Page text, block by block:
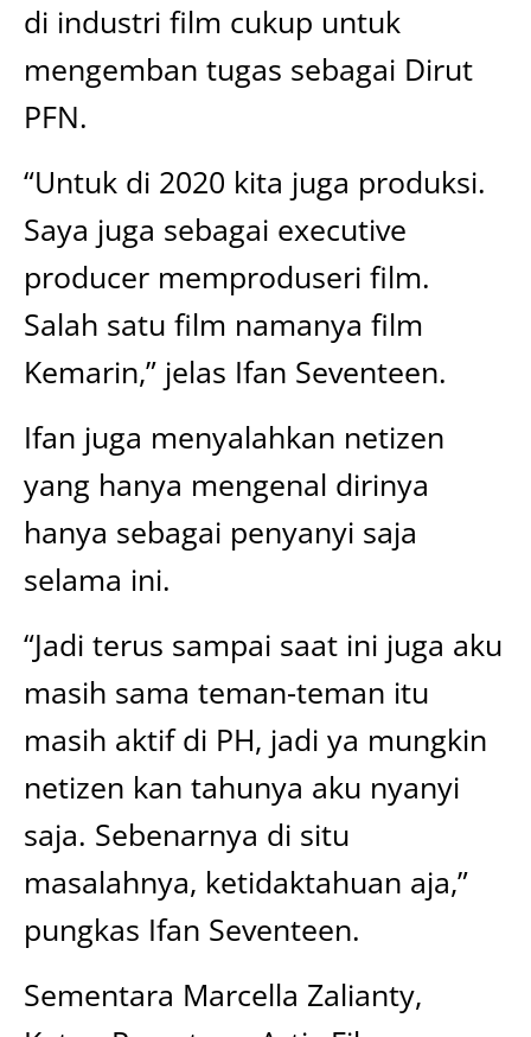
di industri film cukup untuk
mengemban tugas sebagai Dirut
PFN.
“Untuk di 2020 kita juga produksi.
Saya juga sebagai executive
producer memproduseri film.
Salah satu film namanya film
Kemarin,” jelas Ifan Seventeen.
Ifan juga menyalahkan netizen
yang hanya mengenal dirinya
hanya sebagai penyanyi saja
selama ini.
“Jadi terus sampai saat ini juga aku
masih sama teman-teman itu
masih aktif di PH, jadi ya mungkin
netizen kan tahunya aku nyanyi
saja. Sebenarnya di situ
masalahnya, ketidaktahuan aja,”
pungkas Ifan Seventeen.
Sementara Marcella Zalianty,